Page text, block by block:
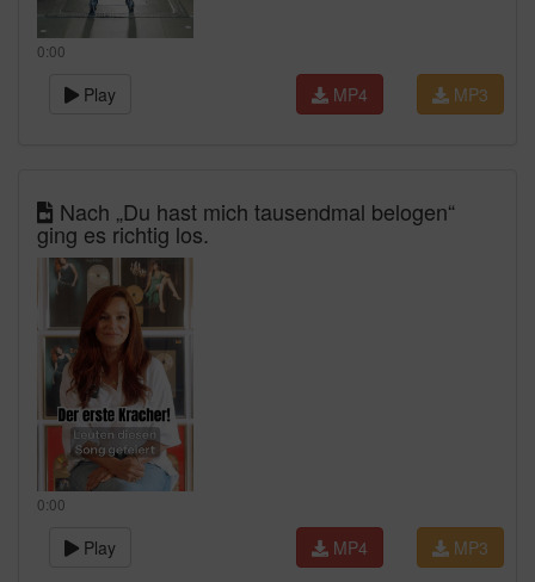
0:00
Play MP3
MP4
Nach „Du hast mich tausendmal belogen“
ging es richtig los.
0:00
Play MP3
MP4